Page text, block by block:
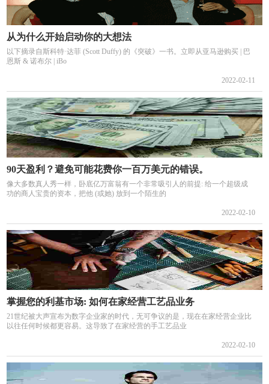
从为什么开始启动你的大想法
以下摘录自斯科特·达菲 (Scott Duffy) 的《突破》一书。立即从亚马逊购买 | 巴
恩斯 & 诺布尔 | iBo
2022-02-11
90天盈利？避免可能花费你一百万美元的错误。
像大多数真人秀一样，卧底亿万富翁有一个非常吸引人的前提: 给一个超级成
功的商人宝贵的资本，把他 (或她) 放到一个陌生的
2022-02-10
掌握您的利基市场: 如何在家经营工艺品业务
21世纪被大声宣布为数字企业家的时代，无可争议的是，现在在家经营企业比
以往任何时候都更容易。这导致了在家经营的手工艺品业
2022-02-10